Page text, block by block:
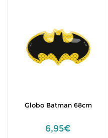
Globo Batman 68cm
6,95€